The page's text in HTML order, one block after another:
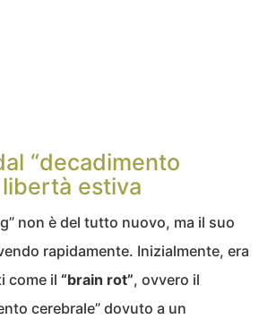
“decadimento
estiva
non è del tutto nuovo, ma il suo
rapidamente. Inizialmente, era
come il “brain rot”, ovvero il
cerebrale” dovuto a un